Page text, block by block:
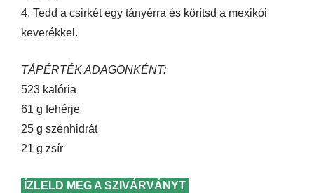
4. Tedd a csirkét egy tányérra és körítsd a mexikói
keverékkel.
TÁPÉRTÉK ADAGONKÉNT:
523 kalória
61 g fehérje
25 g szénhidrát
21 g zsír
ÍZLELD MEG A SZIVÁRVÁNYT